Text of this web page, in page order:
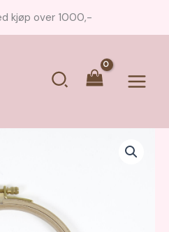
kjøp over 1000,-
Søk
Main
Menu